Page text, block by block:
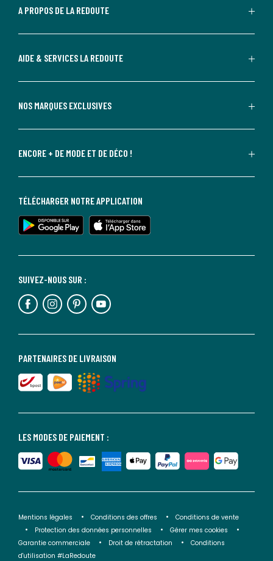
A PROPOS DE LA REDOUTE
AIDE & SERVICES LA REDOUTE
NOS MARQUES EXCLUSIVES
ENCORE + DE MODE ET DE DÉCO !
LES MODES DE PAIEMENT :
PARTENAIRES DE LIVRAISON
SUIVEZ-NOUS SUR :
TÉLÉCHARGER NOTRE APPLICATION
Mentions légales Conditions des offres
Conditions de vente
Protection des données personnelles
Gérer mes cookies
Garantie commerciale
Droit de rétractation
Conditions
d'utilisation #LaRedoute